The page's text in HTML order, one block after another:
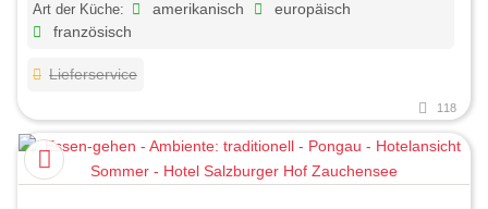
Art der Küche: amerikanisch
europäisch
französisch
Lieferservice
118